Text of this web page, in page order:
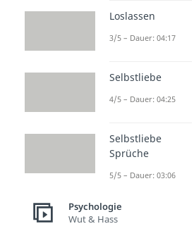
wie wir lernen.
unterschiedliche
besseren
Lerntheorien
Der Lernprozess
erfolgt…
zugrundeliegende
Loslassen
3/5 – Dauer: 04:17
Selbstliebe
4/5 – Dauer: 04:25
Selbstliebe
Sprüche
5/5 – Dauer: 03:06
Psychologie
Wut & Hass